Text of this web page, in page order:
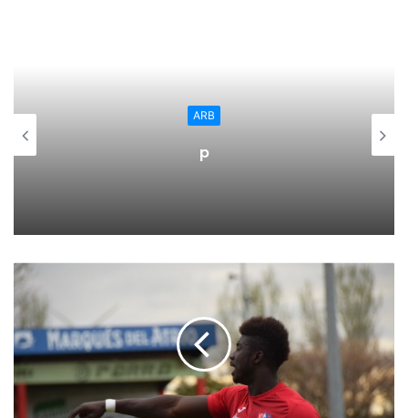
Universidad de La Rioja; y con un contrato del Ministerio
de Economía y Empresa (MINECO).
políticas de impuestos sobre bebidas alcohólicas de
algunos países importadores.
Esta tendencia choca con el progresivo aumento de grado
de los caldos que se está produciendo en los países de
clima cálido (derivado del mayor contenido en azúcares de
las uvas en el momento de la vendimia).
ARB
p